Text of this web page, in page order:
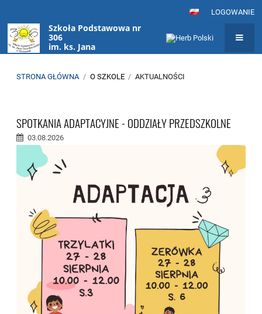
LOGOWANIE
Szkoła Podstawowa nr
306
im. ks. Jana
Twardowskiego
STRONA GŁÓWNA / O SZKOLE / AKTUALNOŚCI
SPOTKANIA ADAPTACYJNE - ODDZIAŁY PRZEDSZKOLNE
03.08.2026